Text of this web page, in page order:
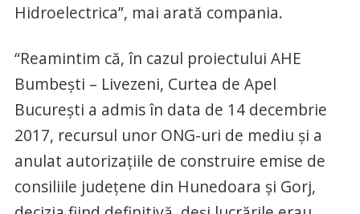
Hidroelectrica”, mai arată compania.
“Reamintim că, în cazul proiectului AHE
Bumbeşti – Livezeni, Curtea de Apel
Bucureşti a admis în data de 14 decembrie
2017, recursul unor ONG-uri de mediu şi a
anulat autorizaţiile de construire emise de
consiliile judeţene din Hunedoara şi Gorj,